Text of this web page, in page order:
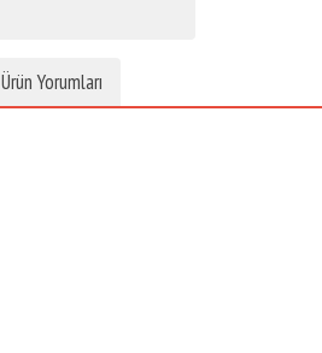
Ürün Yorumları